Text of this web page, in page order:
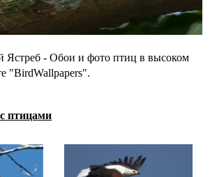
Ястреб - Обои и фото птиц в высоком
"BirdWallpapers".
птицами